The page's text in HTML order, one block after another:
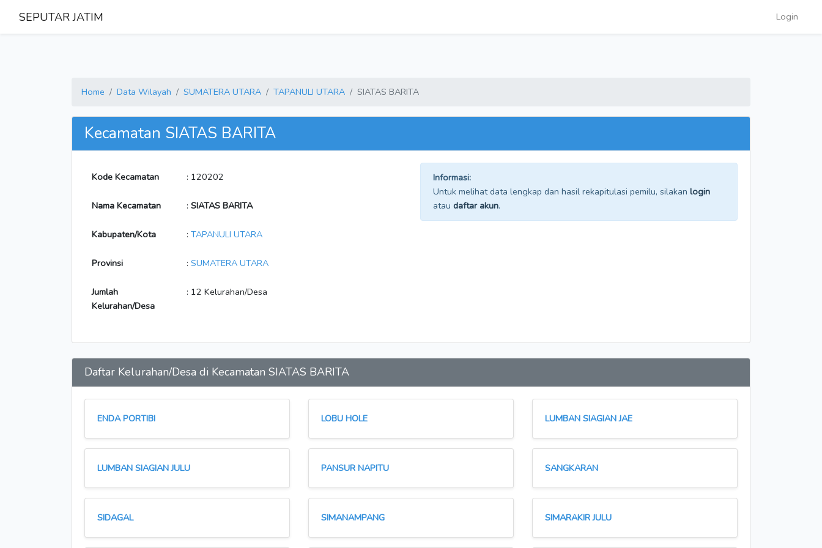
SEPUTAR JATIM Login
Home Data Wilayah SUMATERA UTARA TAPANULI UTARA SIATAS BARITA
Kecamatan SIATAS BARITA
Kode Kecamatan : 120202
Nama Kecamatan : SIATAS BARITA
Kabupaten/Kota : TAPANULI UTARA
Provinsi : SUMATERA UTARA
Jumlah
Kelurahan/Desa
: 12 Kelurahan/Desa
Informasi:
Untuk melihat data lengkap dan hasil rekapitulasi pemilu, silakan login
atau daftar akun.
Daftar Kelurahan/Desa di Kecamatan SIATAS BARITA
ENDA PORTIBI LOBU HOLE LUMBAN SIAGIAN JAE
LUMBAN SIAGIAN JULU PANSUR NAPITU SANGKARAN
SIDAGAL SIMANAMPANG SIMARAKIR JULU